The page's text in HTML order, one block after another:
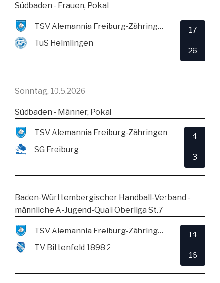
Südbaden - Frauen, Pokal
TSV Alemannia Freiburg-Zähringen
TuS Helmlingen
17
26
Sonntag, 10.5.2026
Südbaden - Männer, Pokal
TSV Alemannia Freiburg-Zähringen
SG Freiburg
4
3
Baden-Württembergischer Handball-Verband -
männliche A-Jugend-Quali Oberliga St.7
TSV Alemannia Freiburg-Zähringen
TV Bittenfeld 1898 2
14
16